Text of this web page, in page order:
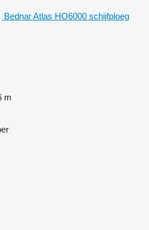
Bednar Atlas HO6000 schijfploeg
m